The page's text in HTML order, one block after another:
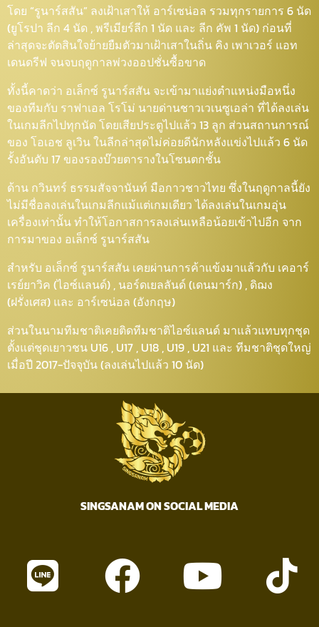
โดย “รูนาร์สสัน” ลงเฝ้าเสาให้ อาร์เซน่อล รวมทุกรายการ 6 นัด
(ยูโรปา ลีก 4 นัด , พรีเมียร์ลีก 1 นัด และ ลีก คัพ 1 นัด) ก่อนที่
ล่าสุดจะตัดสินใจย้ายยืมตัวมาเฝ้าเสาในถิ่น คิง เพาเวอร์ แอท
เดนดรีฟ จนจบฤดูกาลพ่วงออปชั่นซื้อขาด
ทั้งนี้คาดว่า อเล็กซ์ รูนาร์สสัน จะเข้ามาแย่งตำแหน่งมือหนึ่ง
ของทีมกับ ราฟาเอล โรโม่ นายด่านชาวเวเนซูเอล่า ที่ได้ลงเล่น
ในเกมลีกไปทุกนัด โดยเสียประตูไปแล้ว 13 ลูก ส่วนสถานการณ์
ของ โอเอช ลูเวิน ในลีกล่าสุดไม่ค่อยดีนักหลังแข่งไปแล้ว 6 นัด
รั้งอันดับ 17 ของรองบ๊วยตารางในโซนตกชั้น
ด้าน กวินทร์ ธรรมสัจจานันท์ มือกาวชาวไทย ซึ่งในฤดูกาลนี้ยัง
ไม่มีชื่อลงเล่นในเกมลีกแม้แต่เกมเดียว ได้ลงเล่นในเกมอุ่น
เครื่องเท่านั้น ทำให้โอกาสการลงเล่นเหลือน้อยเข้าไปอีก จาก
การมาของ อเล็กซ์ รูนาร์สสัน
สำหรับ อเล็กซ์ รูนาร์สสัน เคยผ่านการค้าแข้งมาแล้วกับ เคอาร์
เรย์ยาวิค (ไอซ์แลนด์) , นอร์ดเยลลันด์ (เดนมาร์ก) , ดิฌง
(ฝรั่งเศส) และ อาร์เซน่อล (อังกฤษ)
ส่วนในนามทีมชาติเคยติดทีมชาติไอซ์แลนด์ มาแล้วแทบทุกชุด
ตั้งแต่ชุดเยาวชน U16 , U17 , U18 , U19 , U21 และ ทีมชาติชุดใหญ่
เมื่อปี 2017-ปัจจุบัน (ลงเล่นไปแล้ว 10 นัด)
SINGSANAM ON SOCIAL MEDIA